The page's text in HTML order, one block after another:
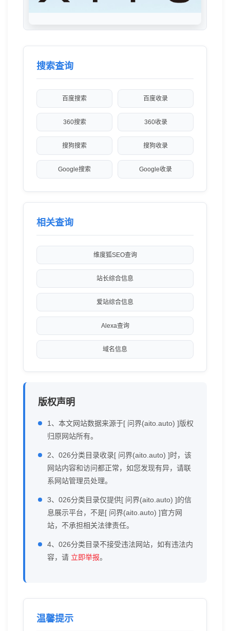
搜索查询
百度搜索 百度收录
360搜索 360收录
搜狗搜索 搜狗收录
Google搜索 Google收录
相关查询
维度狐SEO查询
站长综合信息
爱站综合信息
Alexa查询
域名信息
版权声明
1、本文网站数据来源于[ 问界(aito.auto) ]版权
归原网站所有。
2、026分类目录收录[ 问界(aito.auto) ]时，该
网站内容和访问都正常，如您发现有异，请联
系网站管理员处理。
3、026分类目录仅提供[ 问界(aito.auto) ]的信
息展示平台，不是[ 问界(aito.auto) ]官方网
站，不承担相关法律责任。
4、026分类目录不接受违法网站，如有违法内
容，请 立即举报。
温馨提示